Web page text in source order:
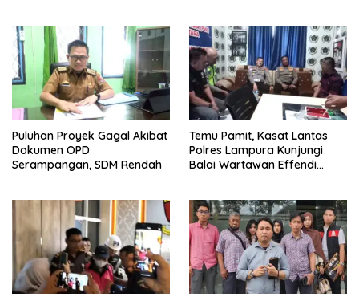
Puluhan Proyek Gagal Akibat
Dokumen OPD
Serampangan, SDM Rendah
Temu Pamit, Kasat Lantas
Polres Lampura Kunjungi
Balai Wartawan Effendi